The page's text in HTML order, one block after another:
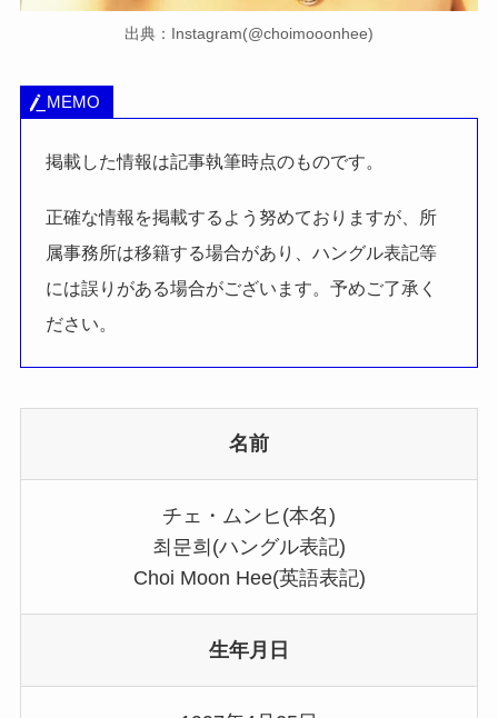
出典：Instagram(@choimooonhee)
MEMO
掲載した情報は記事執筆時点のものです。
正確な情報を掲載するよう努めておりますが、所
属事務所は移籍する場合があり、ハングル表記等
には誤りがある場合がございます。予めご了承く
ださい。
名前
チェ・ムンヒ(本名)
최문희(ハングル表記)
Choi Moon Hee(英語表記)
生年月日